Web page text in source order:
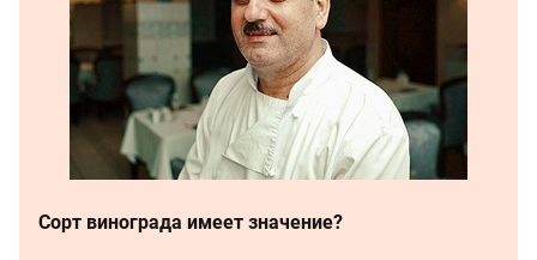
Сорт винограда имеет значение?